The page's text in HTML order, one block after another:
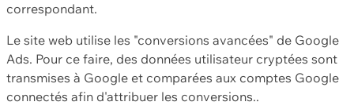
correspondant.
Le site web utilise les "conversions avancées" de Google
Ads. Pour ce faire, des données utilisateur cryptées sont
transmises à Google et comparées aux comptes Google
connectés afin d'attribuer les conversions..